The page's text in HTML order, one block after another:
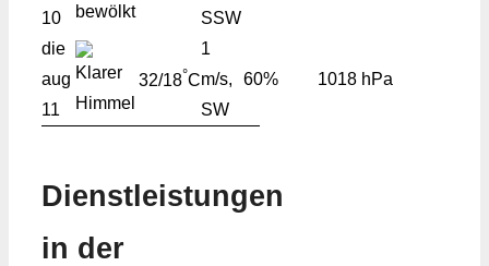
10
SSW
die
aug
11
32/18°C
1
m/s,
SW
60% 1018 hPa
Dienstleistungen
in der